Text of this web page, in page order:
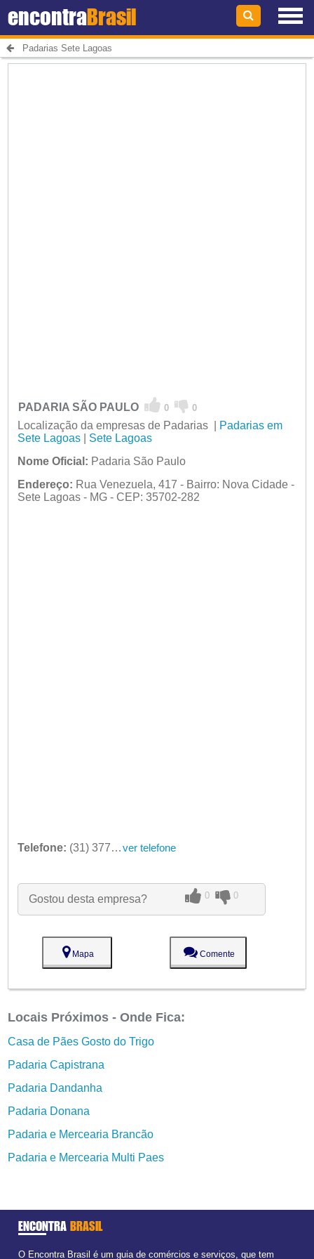
encontraBrasil
Padarias Sete Lagoas
PADARIA SÃO PAULO 0 0
Localização da empresas de Padarias |
Padarias em
Sete Lagoas| Sete Lagoas
Nome Oficial: Padaria São Paulo
Endereço: Rua Venezuela, 417 - Bairro: Nova Cidade -
Sete Lagoas - MG - CEP: 35702-282
Telefone: (31) 3776-6939 ver telefone
Gostou desta empresa? 0 0
Mapa Comente
Locais Próximos - Onde Fica:
Casa de Pães Gosto do Trigo
Padaria Capistrana
Padaria Dandanha
Padaria Donana
Padaria e Mercearia Brancão
Padaria e Mercearia Multi Paes
ENCONTRA BRASIL
O Encontra Brasil é um guia de comércios e serviços, que tem